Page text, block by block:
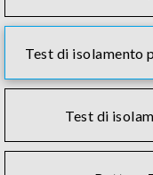
Test di isolamento
Test di